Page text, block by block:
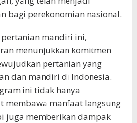
bagi perekonomian nasional.
mandiri ini,
menunjukkan komitmen
pertanian yang
dan mandiri di Indonesia.
ini tidak hanya
membawa manfaat langsung
juga memberikan dampak